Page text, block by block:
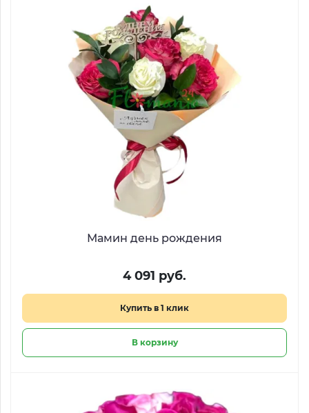
Мамин день рождения
4 091 руб.
Купить в 1 клик
В корзину